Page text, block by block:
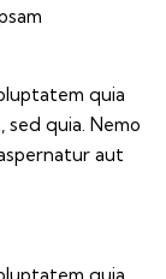
quia
quia. Nemo
aut